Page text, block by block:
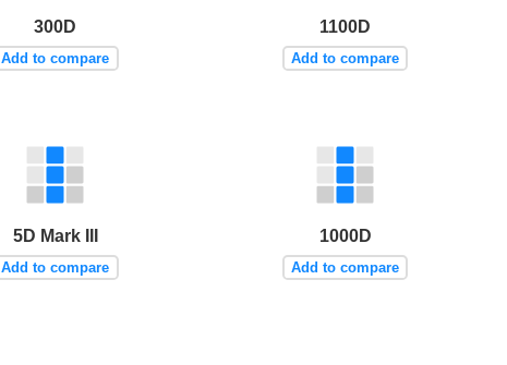
300D
Add to compare
1100D
Add to compare
5D Mark III
Add to compare
1000D
Add to compare